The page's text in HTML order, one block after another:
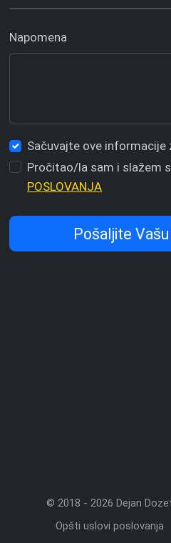
Napomena
Sačuvajte ove informacije
Pročitao/la sam i slažem
POSLOVANJA
Pošaljite
© 2018 - 2026 Dejan
Opšti uslovi poslovanja